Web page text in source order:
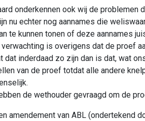
onderkennen ook wij de problemen
nu echter nog aannames die
te kunnen tonen of deze aannames
verwachting is overigens dat de proef
dat inderdaad zo zijn dan is dat, wat
van de proef totdat alle andere
de wethouder gevraagd om de
amendement van ABL (ondertekend